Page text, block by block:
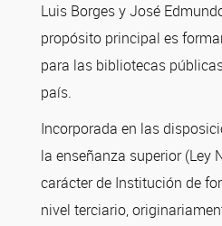
Luis Borges y José
propósito principal es
para las bibliotecas
país.
Incorporada en las
la enseñanza superior (Ley
carácter de Institución de
nivel terciario,